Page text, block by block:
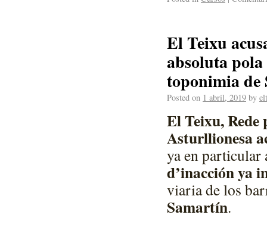
El Teixu
absoluta
toponimia
Posted on 1 abril, 2019 by
El Teixu,
Asturllionesa
ya en
d’inacción ya
viaria de los
Samartín.